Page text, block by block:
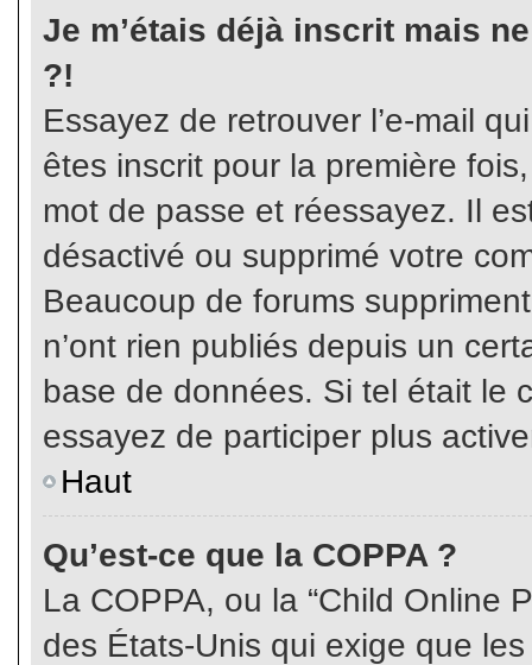
Je m’étais déjà inscrit mais
?!
Essayez de retrouver l’e-mail
êtes inscrit pour la première
mot de passe et réessayez. Il
désactivé ou supprimé votre
Beaucoup de forums
n’ont rien publiés depuis un
base de données. Si tel était le
essayez de participer plus
Haut
Qu’est-ce que la COPPA ?
La COPPA, ou la “Child Online
des États-Unis qui exige que